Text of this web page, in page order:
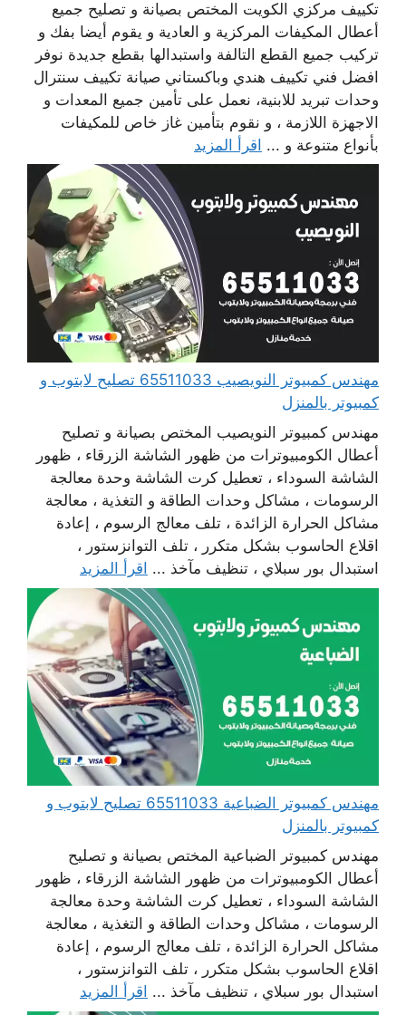
تكييف مركزي الكويت المختص بصيانة و تصليح جميع
أعطال المكيفات المركزية و العادية و يقوم أيضا بفك و
تركيب جميع القطع التالفة واستبدالها بقطع جديدة نوفر
افضل فني تكييف هندي وباكستاني صيانة تكييف سنترال
وحدات تبريد للابنية، نعمل على تأمين جميع المعدات و
الاجهزة اللازمة ، و نقوم بتأمين غاز خاص للمكيفات
بأنواع متنوعة و ... اقرأ المزيد
مهندس كمبيوتر النويصيب 65511033 تصليح لابتوب و
كمبيوتر بالمنزل
مهندس كمبيوتر النويصيب المختص بصيانة و تصليح
أعطال الكومبيوترات من ظهور الشاشة الزرقاء ، ظهور
الشاشة السوداء ، تعطيل كرت الشاشة وحدة معالجة
الرسومات ، مشاكل وحدات الطاقة و التغذية ، معالجة
مشاكل الحرارة الزائدة ، تلف معالج الرسوم ، إعادة
اقلاع الحاسوب بشكل متكرر ، تلف التوانزستور ،
استبدال بور سبلاي ، تنظيف مآخذ ... اقرأ المزيد
مهندس كمبيوتر الضباعية 65511033 تصليح لابتوب و
كمبيوتر بالمنزل
مهندس كمبيوتر الضباعية المختص بصيانة و تصليح
أعطال الكومبيوترات من ظهور الشاشة الزرقاء ، ظهور
الشاشة السوداء ، تعطيل كرت الشاشة وحدة معالجة
الرسومات ، مشاكل وحدات الطاقة و التغذية ، معالجة
مشاكل الحرارة الزائدة ، تلف معالج الرسوم ، إعادة
اقلاع الحاسوب بشكل متكرر ، تلف التوانزستور ،
استبدال بور سبلاي ، تنظيف مآخذ ... اقرأ المزيد